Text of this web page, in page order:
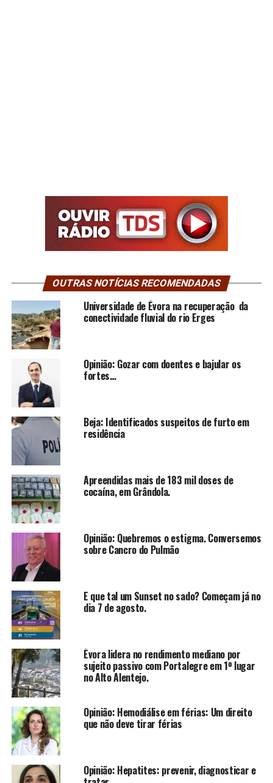
OUTRAS NOTÍCIAS RECOMENDADAS
Universidade de Évora na recuperação da
conectividade fluvial do rio Erges
Opinião: Gozar com doentes e bajular os
fortes…
Beja: Identificados suspeitos de furto em
residência
Apreendidas mais de 183 mil doses de
cocaína, em Grândola.
Opinião: Quebremos o estigma. Conversemos
sobre Cancro do Pulmão
E que tal um Sunset no sado? Começam já no
dia 7 de agosto.
Évora lidera no rendimento mediano por
sujeito passivo com Portalegre em 1º lugar
no Alto Alentejo.
Opinião: Hemodiálise em férias: Um direito
que não deve tirar férias
Opinião: Hepatites: prevenir, diagnosticar e